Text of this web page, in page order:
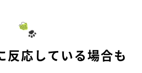
反応している場合も